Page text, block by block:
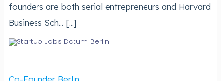
founders are both serial entrepreneurs and Harvard
Business Sch... [...]
Berlin
Co-Founder Berlin